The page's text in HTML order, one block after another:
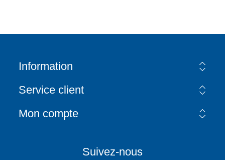
Information
Service client
Mon compte
Suivez-nous